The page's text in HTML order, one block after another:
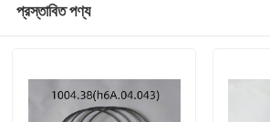
প্রস্তাবিত পণ্য